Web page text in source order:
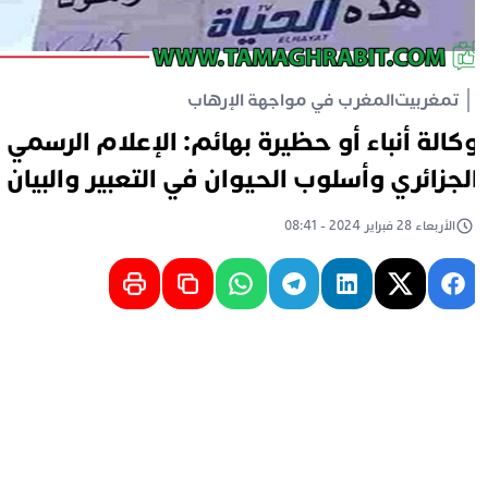
تمغربيتالمغرب في مواجهة الإرهاب
أنباء أو حظيرة بهائم: الإعلام الرسمي
وأسلوب الحيوان في التعبير والبيان
الأربعاء 28 فبراير 2024 - 08:41